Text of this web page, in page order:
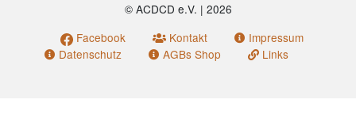
© ACDCD e.V. | 2026
Facebook
Kontakt
Impressum
Datenschutz
AGBs Shop Links